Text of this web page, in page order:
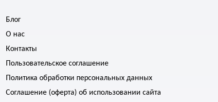
Блог
О нас
Контакты
Пользовательское соглашение
Политика обработки персональных данных
Соглашение (оферта) об использовании сайта